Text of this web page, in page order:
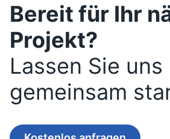
Bereit für Ihr
Projekt?
Lassen Sie uns
gemeinsam